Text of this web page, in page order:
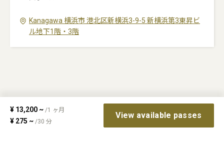
Kanagawa 横浜市 港北区新横浜3-9-5 新横浜第3東昇ビ
ル地下1階・3階
¥ 13,200 ~ /1 ヶ月
¥ 275 ~ /30 分
View available passes